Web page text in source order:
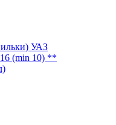
УАЗ
(min 10) **